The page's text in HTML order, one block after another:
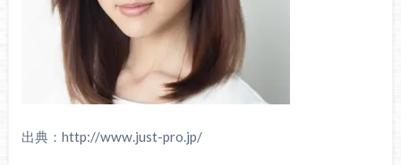
出典：http://www.just-pro.jp/